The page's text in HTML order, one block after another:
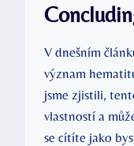
V dnešním
význam
jsme zjistili,
vlastností a
se cítíte jako